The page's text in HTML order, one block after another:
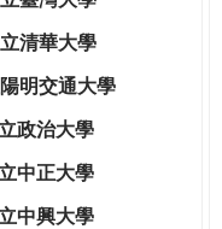
清華大學
明交通大學
政治大學
中正大學
中興大學